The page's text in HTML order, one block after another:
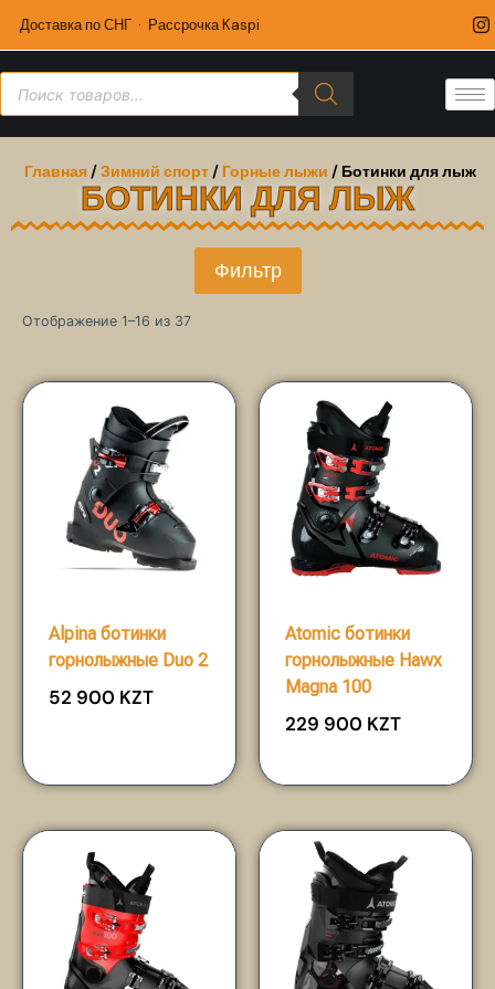
Доставка по СНГ · Рассрочка Kaspi
Главная /Зимний спорт / Горные лыжи / Ботинки для лыж
БОТИНКИ ДЛЯ ЛЫЖ
Фильтр
Отображение 1–16 из 37
Alpina ботинки
горнолыжные Duo 2
52 900 KZT
Atomic ботинки
горнолыжные Hawx
Magna 100
229 900 KZT